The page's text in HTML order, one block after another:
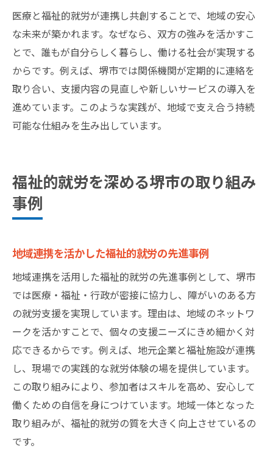
医療と福祉的就労が連携し共創することで、地域の安心
な未来が築かれます。なぜなら、双方の強みを活かすこ
とで、誰もが自分らしく暮らし、働ける社会が実現する
からです。例えば、堺市では関係機関が定期的に連絡を
取り合い、支援内容の見直しや新しいサービスの導入を
進めています。このような実践が、地域で支え合う持続
可能な仕組みを生み出しています。
福祉的就労を深める堺市の取り組み
事例
地域連携を活かした福祉的就労の先進事例
地域連携を活用した福祉的就労の先進事例として、堺市
では医療・福祉・行政が密接に協力し、障がいのある方
の就労支援を実現しています。理由は、地域のネットワ
ークを活かすことで、個々の支援ニーズにきめ細かく対
応できるからです。例えば、地元企業と福祉施設が連携
し、現場での実践的な就労体験の場を提供しています。
この取り組みにより、参加者はスキルを高め、安心して
働くための自信を身につけています。地域一体となった
取り組みが、福祉的就労の質を大きく向上させているの
です。